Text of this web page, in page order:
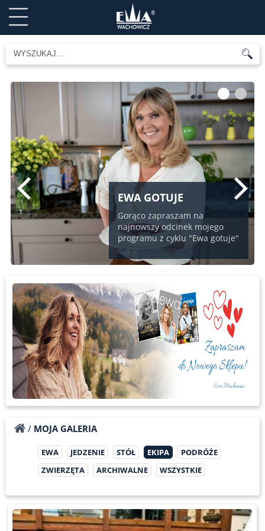
EWA GOTUJE
Gorąco zapraszam na
najnowszy odcinek mojego
programu z cyklu "Ewa gotuje"
1 2
/ MOJA GALERIA
EWA JEDZENIE STÓŁ EKIPA
PODRÓŻE
ZWIERZĘTA
ARCHIWALNE WSZYSTKIE